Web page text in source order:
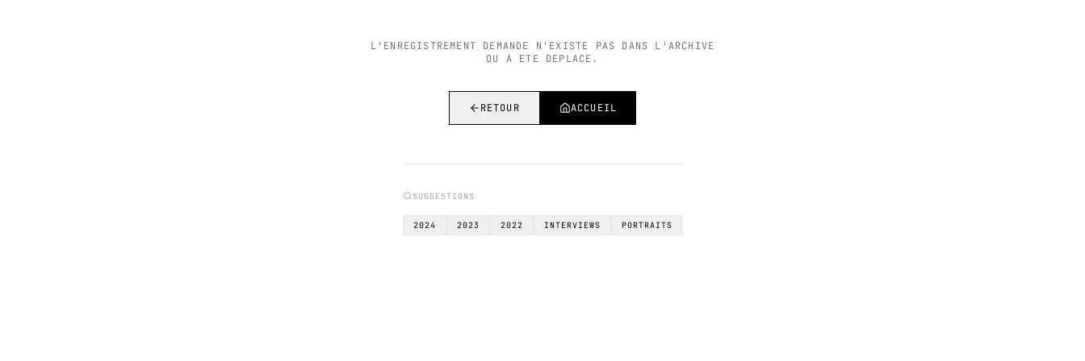
L'ENREGISTREMENT DEMANDE N'EXISTE PAS DANS L'ARCHIVE
OU A ETE DEPLACE.
RETOUR ACCUEIL
SUGGESTIONS
2024 2023 2022 INTERVIEWS PORTRAITS